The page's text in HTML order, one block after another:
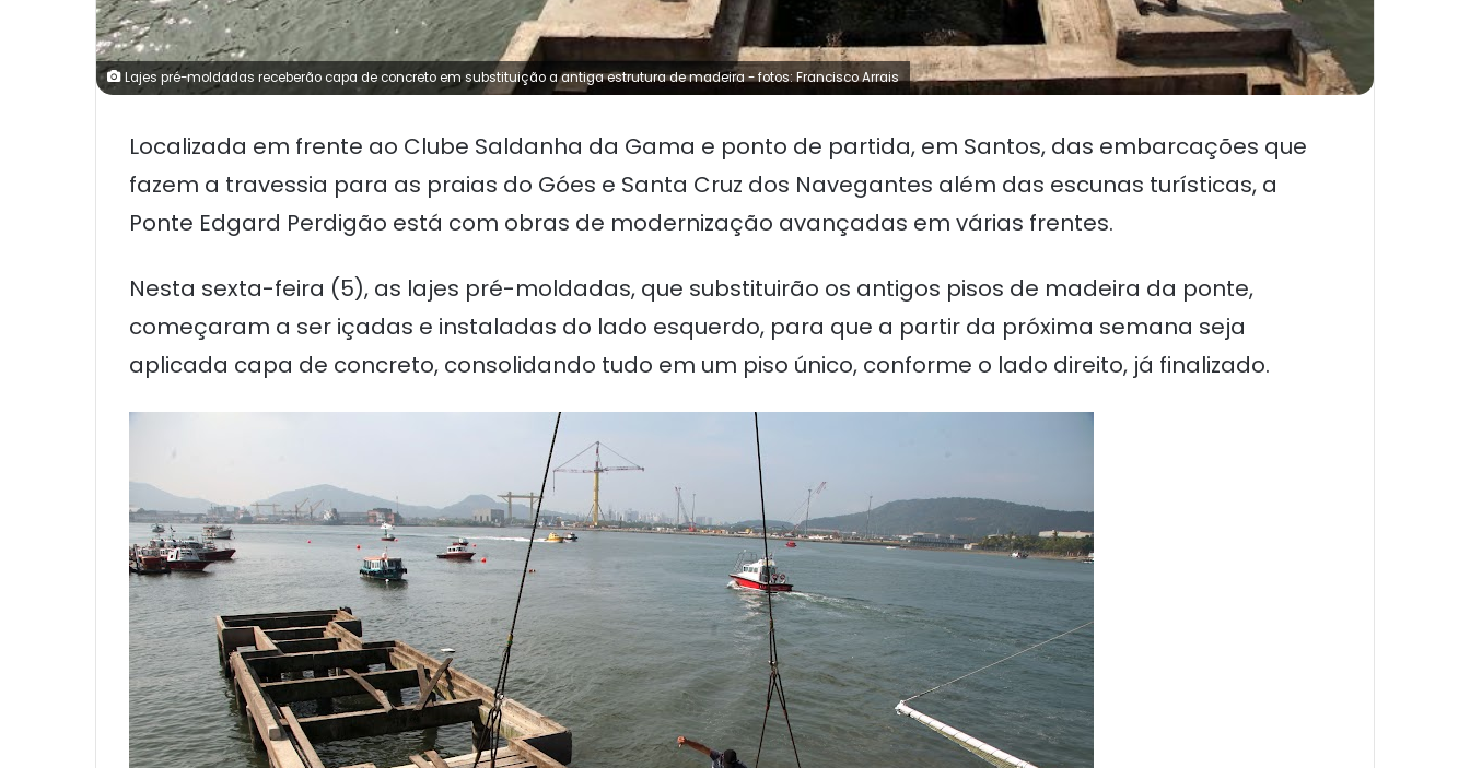
Lajes pré-moldadas receberão capa de concreto em substituição a antiga estrutura de madeira - fotos: Francisco Arrais
Localizada em frente ao Clube Saldanha da Gama e ponto de partida, em Santos, das embarcações que
fazem a travessia para as praias do Góes e Santa Cruz dos Navegantes além das escunas turísticas, a
Ponte Edgard Perdigão está com obras de modernização avançadas em várias frentes.
Nesta sexta-feira (5), as lajes pré-moldadas, que substituirão os antigos pisos de madeira da ponte,
começaram a ser içadas e instaladas do lado esquerdo, para que a partir da próxima semana seja
aplicada capa de concreto, consolidando tudo em um piso único, conforme o lado direito, já finalizado.